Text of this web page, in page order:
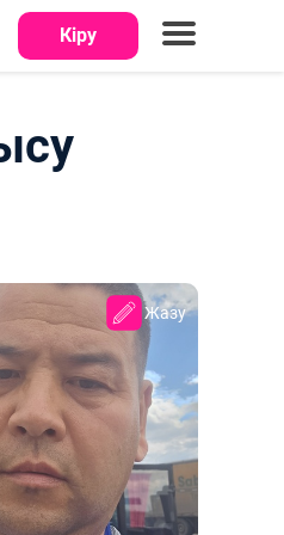
Кіру
Жазу